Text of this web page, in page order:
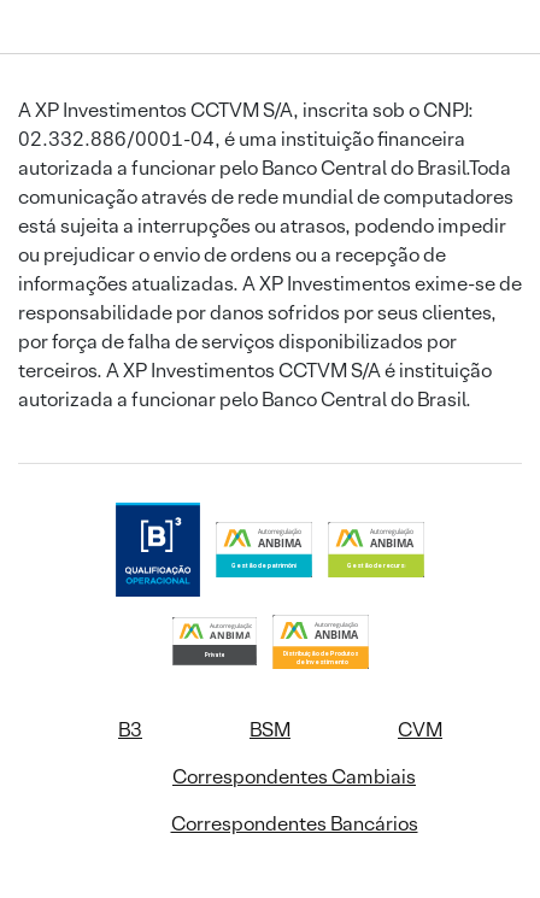
A XP Investimentos CCTVM S/A, inscrita sob o CNPJ:
02.332.886/0001-04, é uma instituição financeira
autorizada a funcionar pelo Banco Central do Brasil.Toda
comunicação através de rede mundial de computadores
está sujeita a interrupções ou atrasos, podendo impedir
ou prejudicar o envio de ordens ou a recepção de
informações atualizadas. A XP Investimentos exime-se de
responsabilidade por danos sofridos por seus clientes,
por força de falha de serviços disponibilizados por
terceiros. A XP Investimentos CCTVM S/A é instituição
autorizada a funcionar pelo Banco Central do Brasil.
B3 BSM
CVM
Correspondentes Cambiais
Correspondentes Bancários